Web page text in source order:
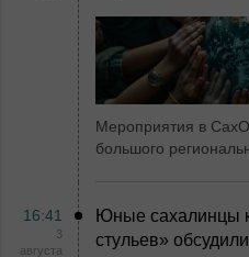
Мероприятия в
большого
16:41
3
августа
Юные сахалинцы
стульев»